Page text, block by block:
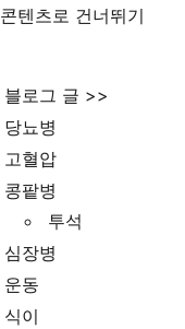
콘텐츠로 건너뛰기
블로그 글 >>
당뇨병
고혈압
콩팥병
투석
심장병
운동
식이